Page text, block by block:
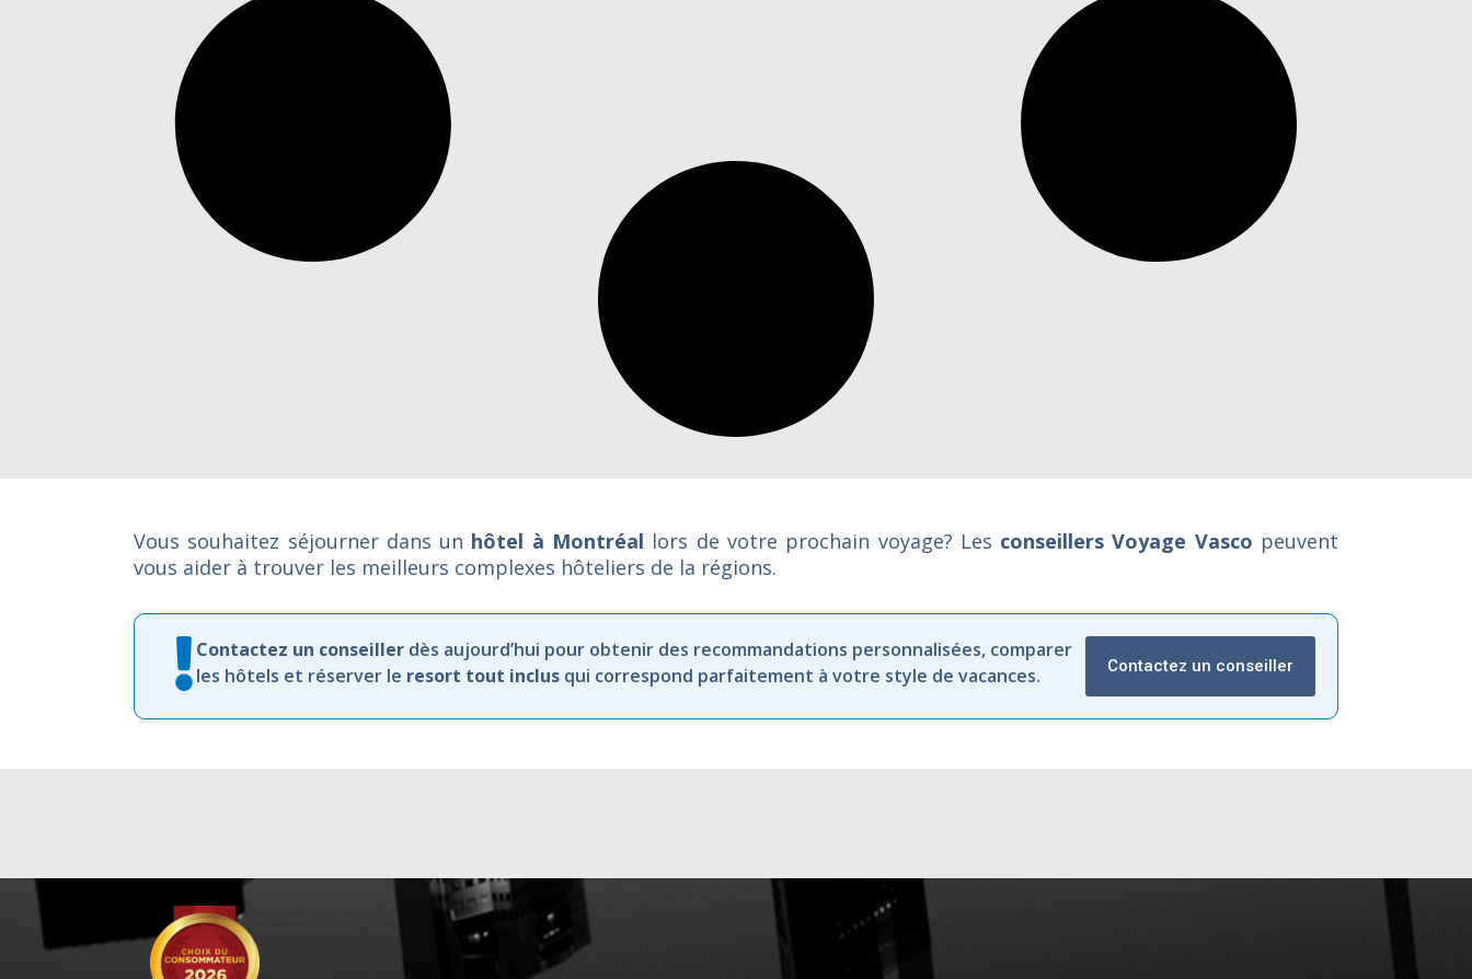
Vous souhaitez séjourner dans un hôtel à Montréal lors de votre prochain voyage? Les conseillers Voyage Vasco peuvent
vous aider à trouver les meilleurs complexes hôteliers de la régions.
Contactez un conseiller dès aujourd’hui pour obtenir des recommandations personnalisées, comparer
les hôtels et réserver le resort tout inclus qui correspond parfaitement à votre style de vacances. Contactez un conseiller